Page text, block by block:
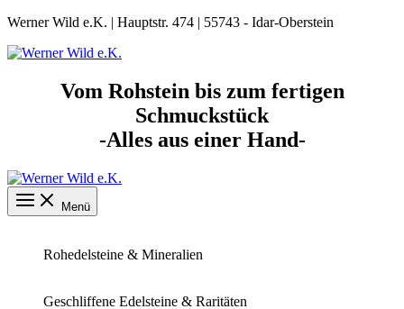
Zum
springen
Werner Wild e.K. | Hauptstr. 474 | 55743 - Idar-Oberstein
Vom Rohstein bis zum fertigen
Schmuckstück
-Alles aus einer Hand-
Menü
Rohedelsteine & Mineralien
Geschliffene Edelsteine & Raritäten